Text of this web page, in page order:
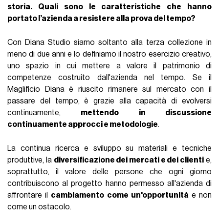
storia. Quali sono le caratteristiche che hanno
portato l’azienda a resistere alla prova del tempo?
Con Diana Studio siamo soltanto alla terza collezione in
meno di due anni e lo definiamo il nostro esercizio creativo,
uno spazio in cui mettere a valore il patrimonio di
competenze costruito dall'azienda nel tempo. Se il
Maglificio Diana è riuscito rimanere sul mercato con il
passare del tempo, è grazie alla capacità di evolversi
continuamente, mettendo in discussione
continuamente approcci e metodologie.
La continua ricerca e sviluppo su materiali e tecniche
produttive, la diversificazione dei mercati e dei clienti e,
soprattutto, il valore delle persone che ogni giorno
contribuiscono al progetto hanno permesso all'azienda di
affrontare il cambiamento come un'opportunità e non
come un ostacolo.